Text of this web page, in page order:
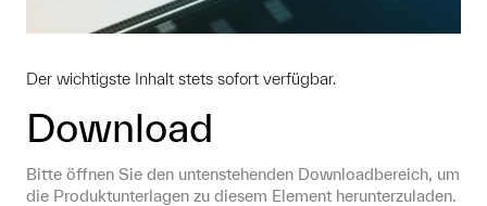
Der wichtigste Inhalt stets sofort verfügbar.
Download
Bitte öffnen Sie den untenstehenden Downloadbereich, um
die Produktunterlagen zu diesem Element herunterzuladen.